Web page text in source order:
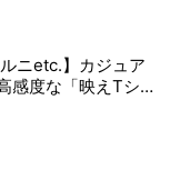
ニetc.】カジュア
感度な「映えTシ